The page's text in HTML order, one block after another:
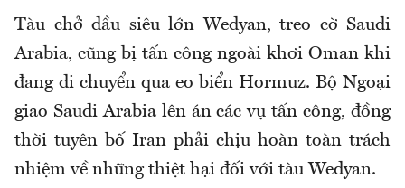
Tàu chở dầu siêu lớn Wedyan, treo cờ Saudi
Arabia, cũng bị tấn công ngoài khơi Oman khi
đang di chuyển qua eo biển Hormuz. Bộ Ngoại
giao Saudi Arabia lên án các vụ tấn công, đồng
thời tuyên bố Iran phải chịu hoàn toàn trách
nhiệm về những thiệt hại đối với tàu Wedyan.